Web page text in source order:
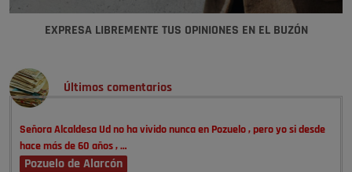
EXPRESA LIBREMENTE TUS OPINIONES EN EL BUZÓN
Últimos comentarios
Señora Alcaldesa Ud no ha vivido nunca en Pozuelo , pero yo si desde
hace más de 60 años , …
Pozuelo de Alarcón